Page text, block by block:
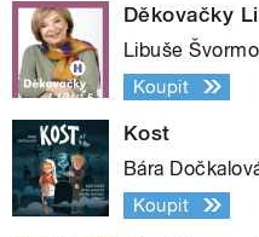
Děkovačky
Libuše
Koupit
Kost
Bára
Koupit